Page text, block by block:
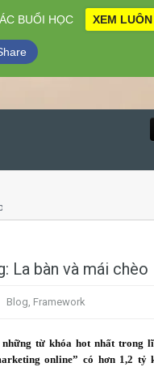
La bàn và mái chèo
Blog, Framework
từ khóa hot nhất trong
online” có hơn 1,2 tỷ
BUỔI HỌC XEM LUÔN